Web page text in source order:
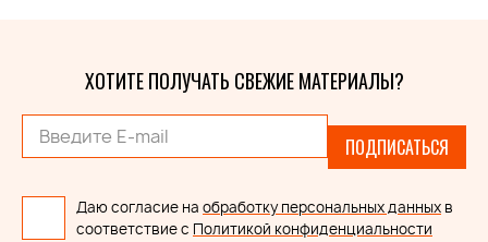
ХОТИТЕ ПОЛУЧАТЬ СВЕЖИЕ МАТЕРИАЛЫ?
ПОДПИСАТЬСЯ
Даю согласие на обработку персональных данных в
соответствие с Политикой конфиденциальности